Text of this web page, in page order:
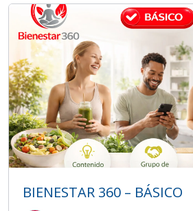
BIENESTAR 360 – BÁSICO